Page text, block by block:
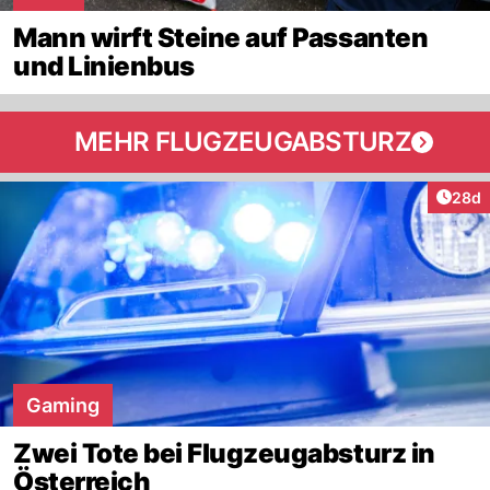
Mann wirft Steine auf Passanten
und Linienbus
MEHR FLUGZEUGABSTURZ
28d
Gaming
Zwei Tote bei Flugzeugabsturz in
Österreich